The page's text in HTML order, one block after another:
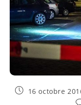
16 octobre